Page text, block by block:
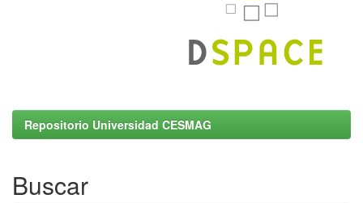
Repositorio Universidad CESMAG
Buscar